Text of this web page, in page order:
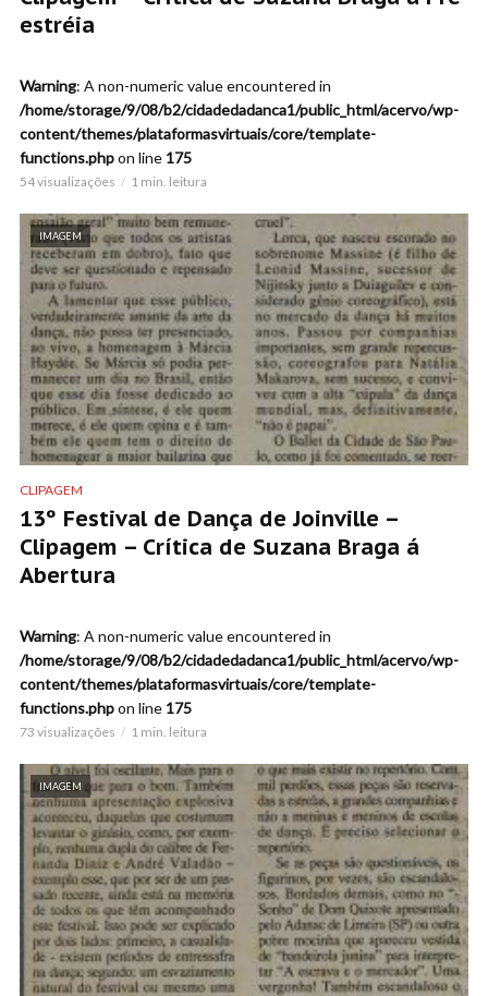
estréia
Warning: A non-numeric value encountered in
/home/storage/9/08/b2/cidadedadanca1/public_html/acervo/wp-
content/themes/plataformasvirtuais/core/template-
functions.phpon line 175
54 visualizações 1 min. leitura
IMAGEM
CLIPAGEM
13º Festival de Dança de Joinville –
Clipagem – Crítica de Suzana Braga á
Abertura
Warning: A non-numeric value encountered in
/home/storage/9/08/b2/cidadedadanca1/public_html/acervo/wp-
content/themes/plataformasvirtuais/core/template-
functions.phpon line 175
73 visualizações 1 min. leitura
IMAGEM